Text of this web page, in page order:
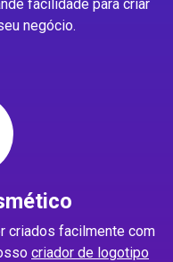
facilidade para criar
negócio.
criados facilmente com
criador de logotipo